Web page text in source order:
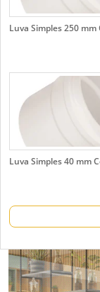
Luva Simples 250 mm
Luva Simples 40 mm